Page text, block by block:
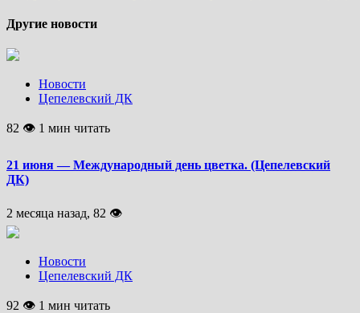
Другие новости
Новости
Цепелевский ДК
82 👁 1 мин читать
21 июня — Международный день цветка. (Цепелевский
ДК)
2 месяца назад, 82 👁
Новости
Цепелевский ДК
92 👁 1 мин читать